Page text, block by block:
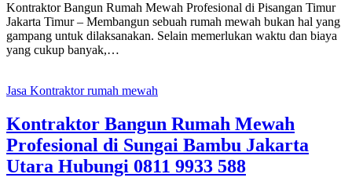
Kontraktor Bangun Rumah Mewah Profesional di Pisangan Timur
Jakarta Timur – Membangun sebuah rumah mewah bukan hal yang
gampang untuk dilaksanakan. Selain memerlukan waktu dan biaya
yang cukup banyak,…
Jasa Kontraktor rumah mewah
Kontraktor Bangun Rumah Mewah
Profesional di Sungai Bambu Jakarta
Utara Hubungi 0811 9933 588